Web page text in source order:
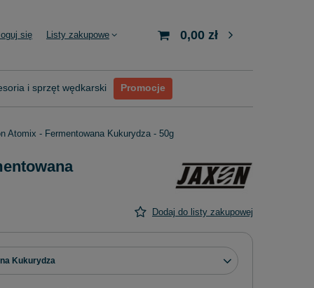
się Listy zakupowe 0,00 zł
i sprzęt wędkarski Promocje
Atomix - Fermentowana Kukurydza - 50g
Dodaj do listy zakupowej
Kukurydza